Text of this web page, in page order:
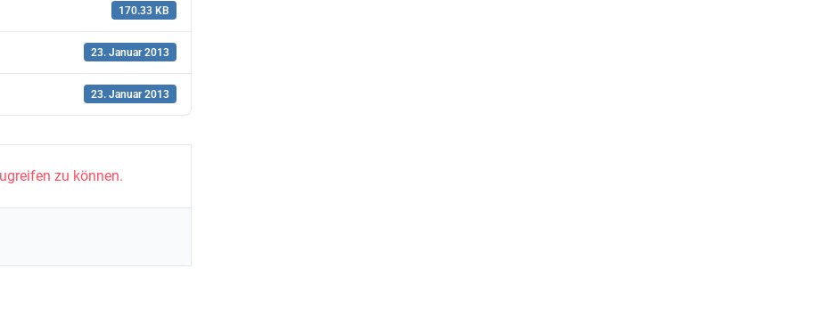
170.33 KB
23. Januar 2013
23. Januar 2013
zu können.